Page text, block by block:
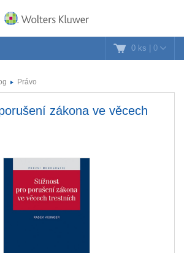
0 ks | 0
Právo
zákona ve věcech